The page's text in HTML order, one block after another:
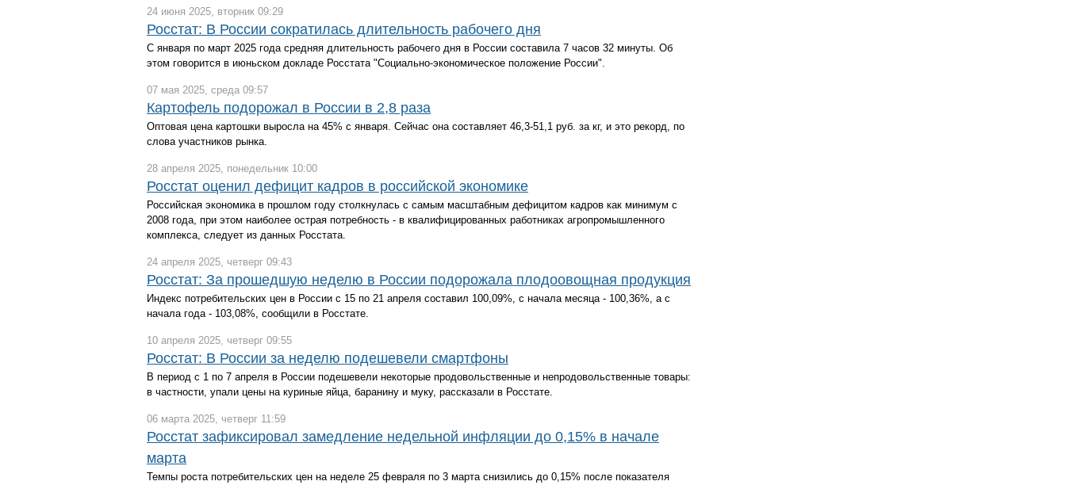
24 июня 2025, вторник 09:29
Росстат: В России сократилась длительность рабочего дня
С января по март 2025 года средняя длительность рабочего дня в России составила 7 часов 32 минуты. Об
этом говорится в июньском докладе Росстата "Социально-экономическое положение России".
07 мая 2025, среда 09:57
Картофель подорожал в России в 2,8 раза
Оптовая цена картошки выросла на 45% с января. Сейчас она составляет 46,3-51,1 руб. за кг, и это рекорд, по
слова участников рынка.
28 апреля 2025, понедельник 10:00
Росстат оценил дефицит кадров в российской экономике
Российская экономика в прошлом году столкнулась с самым масштабным дефицитом кадров как минимум с
2008 года, при этом наиболее острая потребность - в квалифицированных работниках агропромышленного
комплекса, следует из данных Росстата.
24 апреля 2025, четверг 09:43
Росстат: За прошедшую неделю в России подорожала плодоовощная продукция
Индекс потребительских цен в России с 15 по 21 апреля составил 100,09%, с начала месяца - 100,36%, а с
начала года - 103,08%, сообщили в Росстате.
10 апреля 2025, четверг 09:55
Росстат: В России за неделю подешевели смартфоны
В период с 1 по 7 апреля в России подешевели некоторые продовольственные и непродовольственные товары:
в частности, упали цены на куриные яйца, баранину и муку, рассказали в Росстате.
06 марта 2025, четверг 11:59
Росстат зафиксировал замедление недельной инфляции до 0,15% в начале
марта
Темпы роста потребительских цен на неделе 25 февраля по 3 марта снизились до 0,15% после показателя